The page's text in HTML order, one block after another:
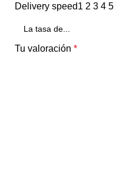
Delivery speed1 2 3 4 5
Tu valoración *